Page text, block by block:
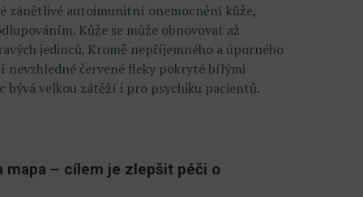
zánětlivé autoimunitní onemocnění kůže,
Kůže se může obnovovat až
jedinců. Kromě nepříjemného a úporného
červené fleky pokryté bílými
bývá velkou zátěží i pro psychiku pacientů.
mapa – cílem je zlepšit péči o